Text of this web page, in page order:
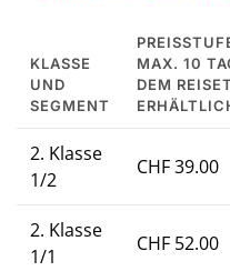
KLASSE
UND
SEGMENT
MAX. 10
DEM
2. Klasse
1/2
CHF 39.00
2. Klasse
1/1
CHF 52.00